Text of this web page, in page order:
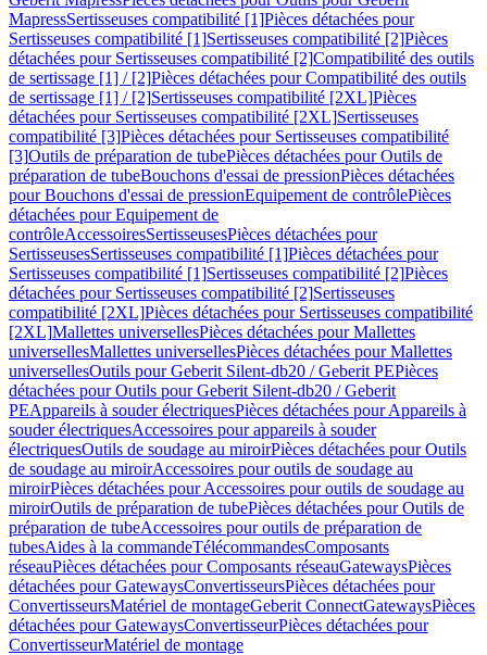
MapressSertisseuses compatibilité [1]Pièces détachées pour
Sertisseuses compatibilité [1]Sertisseuses compatibilité [2]Pièces
détachées pour Sertisseuses compatibilité [2]Compatibilité des outils
de sertissage [1] / [2]Pièces détachées pour Compatibilité des outils
de sertissage [1] / [2]Sertisseuses compatibilité [2XL]Pièces
détachées pour Sertisseuses compatibilité [2XL]Sertisseuses
compatibilité [3]Pièces détachées pour Sertisseuses compatibilité
[3]Outils de préparation de tubePièces détachées pour Outils de
préparation de tubeBouchons d'essai de pressionPièces détachées
pour Bouchons d'essai de pressionEquipement de contrôlePièces
détachées pour Equipement de
contrôleAccessoiresSertisseusesPièces détachées pour
SertisseusesSertisseuses compatibilité [1]Pièces détachées pour
Sertisseuses compatibilité [1]Sertisseuses compatibilité [2]Pièces
détachées pour Sertisseuses compatibilité [2]Sertisseuses
compatibilité [2XL]Pièces détachées pour Sertisseuses compatibilité
[2XL]Mallettes universellesPièces détachées pour Mallettes
universellesMallettes universellesPièces détachées pour Mallettes
universellesOutils pour Geberit Silent-db20 / Geberit PEPièces
détachées pour Outils pour Geberit Silent-db20 / Geberit
PEAppareils à souder électriquesPièces détachées pour Appareils à
souder électriquesAccessoires pour appareils à souder
électriquesOutils de soudage au miroirPièces détachées pour Outils
de soudage au miroirAccessoires pour outils de soudage au
miroirPièces détachées pour Accessoires pour outils de soudage au
miroirOutils de préparation de tubePièces détachées pour Outils de
préparation de tubeAccessoires pour outils de préparation de
tubesAides à la commandeTélécommandesComposants
réseauPièces détachées pour Composants réseauGatewaysPièces
détachées pour GatewaysConvertisseursPièces détachées pour
ConvertisseursMatériel de montageGeberit ConnectGatewaysPièces
détachées pour GatewaysConvertisseurPièces détachées pour
ConvertisseurMatériel de montage